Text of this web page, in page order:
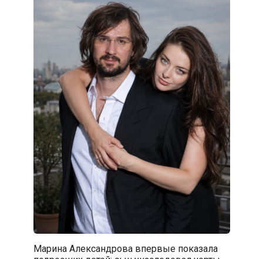
Марина Александрова впервые показала